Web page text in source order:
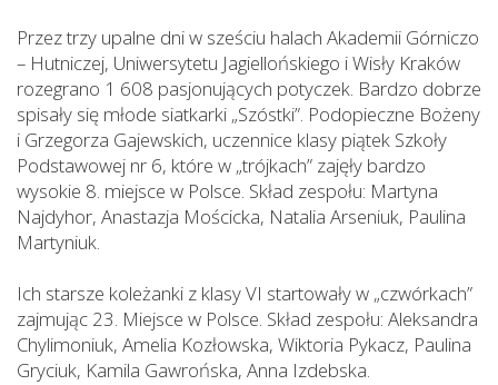
Przez trzy upalne dni w sześciu halach Akademii Górniczo
– Hutniczej, Uniwersytetu Jagiellońskiego i Wisły Kraków
rozegrano 1 608 pasjonujących potyczek. Bardzo dobrze
spisały się młode siatkarki „Szóstki”. Podopieczne Bożeny
i Grzegorza Gajewskich, uczennice klasy piątek Szkoły
Podstawowej nr 6, które w „trójkach” zajęły bardzo
wysokie 8. miejsce w Polsce. Skład zespołu: Martyna
Najdyhor, Anastazja Mościcka, Natalia Arseniuk, Paulina
Martyniuk.
Ich starsze koleżanki z klasy VI startowały w „czwórkach”
zajmując 23. Miejsce w Polsce. Skład zespołu: Aleksandra
Chylimoniuk, Amelia Kozłowska, Wiktoria Pykacz, Paulina
Gryciuk, Kamila Gawrońska, Anna Izdebska.